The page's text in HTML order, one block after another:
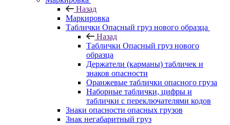
Назад
Маркировка
Таблички Опасный груз нового образца
Назад
Таблички Опасный груз нового
образца
Держатели (карманы) табличек и
знаков опасности
Оранжевые таблички опасного груза
Наборные таблички, цифры и
таблички с переключателями кодов
Знаки опасности опасных грузов
Знак негабаритный груз